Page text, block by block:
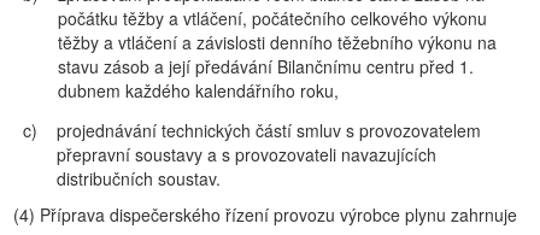
počátku těžby a vtláčení, počátečního celkového výkonu
těžby a vtláčení a závislosti denního těžebního výkonu na
stavu zásob a její předávání Bilančnímu centru před 1.
dubnem každého kalendářního roku,
c)
projednávání technických částí smluv s provozovatelem
přepravní soustavy a s provozovateli navazujících
distribučních soustav.
(4) Příprava dispečerského řízení provozu výrobce plynu zahrnuje